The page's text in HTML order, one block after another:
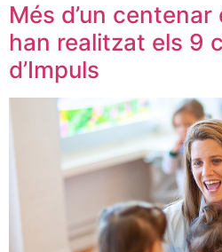
Més d’un
han realitzat els 9
d’Impuls